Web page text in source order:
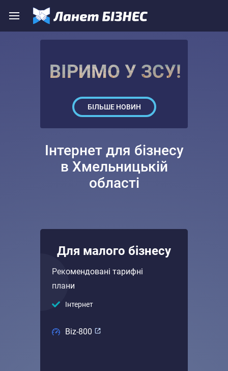
БІЛЬШЕ НОВИН
ВІРИМО У ЗСУ!
Інтернет для бізнесу
в Хмельницькій
області
Для малого бізнесу
Рекомендовані тарифні
плани
Інтернет
Biz-800